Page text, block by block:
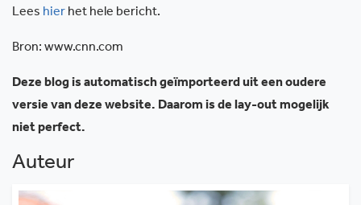
Lees hier het hele bericht.
Bron: www.cnn.com
Deze blog is automatisch geïmporteerd uit een oudere
versie van deze website. Daarom is de lay-out mogelijk
niet perfect.
Auteur